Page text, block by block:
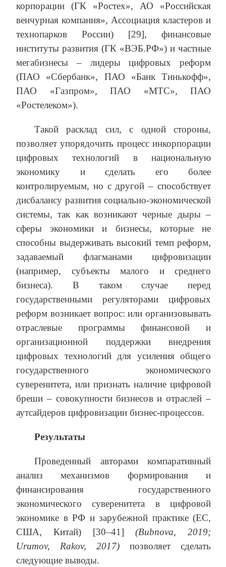
корпорации (ГК «Ростех», АО «Российская
венчурная компания», Ассоциация кластеров и
технопарков России) [29], финансовые
институты развития (ГК «ВЭБ.РФ») и частные
мегабизнесы – лидеры цифровых реформ
(ПАО «Сбербанк», ПАО «Банк Тинькофф»,
ПАО «Газпром», ПАО «МТС», ПАО
«Ростелеком»).
Такой расклад сил, с одной стороны,
позволяет упорядочить процесс инкорпорации
цифровых технологий в национальную
экономику и сделать его более
контролируемым, но с другой – способствует
дисбалансу развития социально-экономической
системы, так как возникают черные дыры –
сферы экономики и бизнесы, которые не
способны выдерживать высокий темп реформ,
задаваемый флагманами цифровизации
(например, субъекты малого и среднего
бизнеса). В таком случае перед
государственными регуляторами цифровых
реформ возникает вопрос: или организовывать
отраслевые программы финансовой и
организационной поддержки внедрения
цифровых технологий для усиления общего
государственного экономического
суверенитета, или признать наличие цифровой
бреши – совокупности бизнесов и отраслей –
аутсайдеров цифровизации бизнес-процессов.
Результаты
Проведенный авторами компаративный
анализ механизмов формирования и
финансирования государственного
экономического суверенитета в цифровой
экономике в РФ и зарубежной практике (ЕС,
США, Китай) [30–41](Bubnova, 2019;
Urumov, Rakov, 2017) позволяет сделать
следующие выводы.